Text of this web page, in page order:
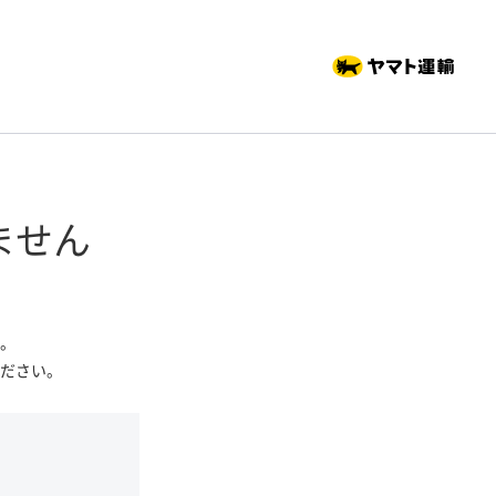
せん
さい。